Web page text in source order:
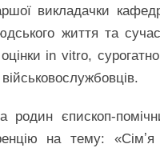
викладачки
життя та
in vitro,
родин єпископ-
на тему: